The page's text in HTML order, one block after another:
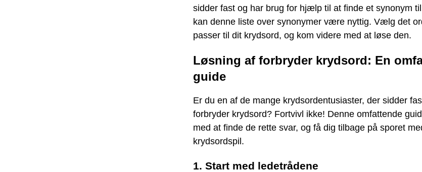
sidder fast og har brug for hjælp til at finde et synonym
kan denne liste over synonymer være nyttig. Vælg det
passer til dit krydsord, og kom videre med at løse den.
Løsning af forbryder krydsord: En
guide
Er du en af de mange krydsordentusiaster, der sidder
forbryder krydsord? Fortvivl ikke! Denne omfattende
med at finde de rette svar, og få dig tilbage på sporet
krydsordspil.
1. Start med ledetrådene